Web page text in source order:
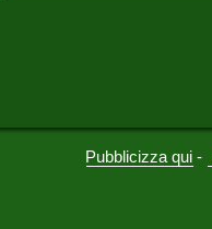
Pubblicizza qui -